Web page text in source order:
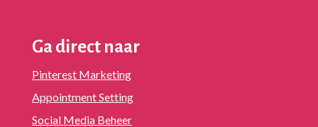
Ga direct naar
Pinterest Marketing
Appointment Setting
Social Media Beheer